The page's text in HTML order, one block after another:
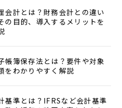
会計とは？財務会計との違い
の目的、導入するメリットを
帳簿保存法とは？要件や対象
をわかりやすく解説
基準とは？IFRSなど会計基準